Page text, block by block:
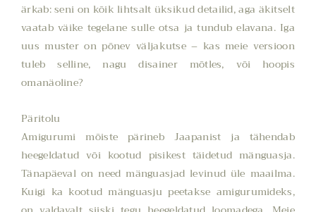
ärkab: seni on kõik lihtsalt üksikud detailid, aga äkitselt
vaatab väike tegelane sulle otsa ja tundub elavana. Iga
uus muster on põnev väljakutse – kas meie versioon
tuleb selline, nagu disainer mõtles, või hoopis
omanäoline?
Päritolu
Amigurumi mõiste pärineb Jaapanist ja tähendab
heegeldatud või kootud pisikest täidetud mänguasja.
Tänapäeval on need mänguasjad levinud üle maailma.
Kuigi ka kootud mänguasju peetakse amigurumideks,